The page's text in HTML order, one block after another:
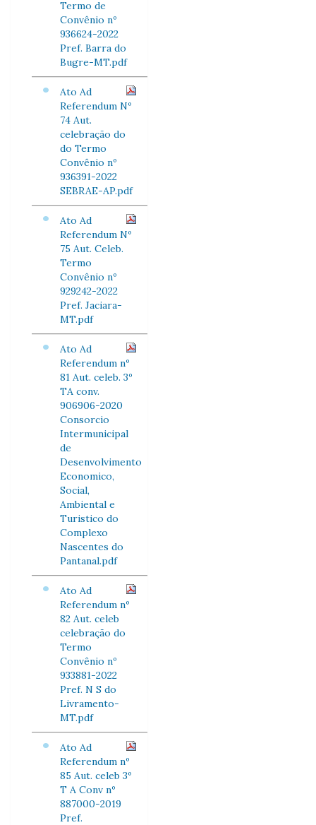
Termo de
Convênio nº
936624-2022
Pref. Barra do
Bugre-MT.pdf
Ato Ad
Referendum Nº
74 Aut.
celebração do
do Termo
Convênio nº
936391-2022
SEBRAE-AP.pdf
Ato Ad
Referendum Nº
75 Aut. Celeb.
Termo
Convênio nº
929242-2022
Pref. Jaciara-
MT.pdf
Ato Ad
Referendum nº
81 Aut. celeb. 3º
TA conv.
906906-2020
Consorcio
Intermunicipal
de
Desenvolvimento
Economico,
Social,
Ambiental e
Turistico do
Complexo
Nascentes do
Pantanal.pdf
Ato Ad
Referendum nº
82 Aut. celeb
celebração do
Termo
Convênio nº
933881-2022
Pref. N S do
Livramento-
MT.pdf
Ato Ad
Referendum nº
85 Aut. celeb 3º
T A Conv nº
887000-2019
Pref.